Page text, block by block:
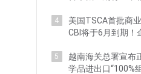
4
美国TSCA首批商
CBI将于6月到期！
5
越南海关总署宣布
学品进出口“100%